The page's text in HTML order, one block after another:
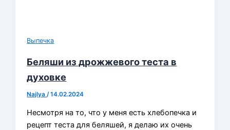
Выпечка
Беляши из дрожжевого теста в
духовке
Najlya/14.02.2024
Несмотря на то, что у меня есть хлебопечка и
рецепт теста для беляшей, я делаю их очень